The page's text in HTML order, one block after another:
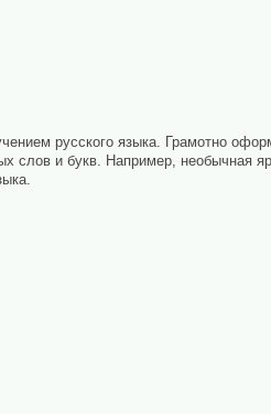
русского языка. Грамотно
слов и букв. Например, необычная